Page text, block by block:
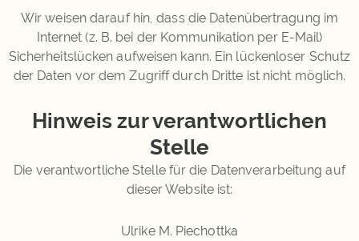
Wir weisen darauf hin, dass die Datenübertragung im
Internet (z. B. bei der Kommunikation per E-Mail)
Sicherheitslücken aufweisen kann. Ein lückenloser Schutz
der Daten vor dem Zugriff durch Dritte ist nicht möglich.
Hinweis zur verantwortlichen
Stelle
Die verantwortliche Stelle für die Datenverarbeitung auf
dieser Website ist:
Ulrike M. Piechottka